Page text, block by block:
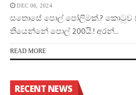
DEC 06, 2024
සතොසේ පොල් පෝලිමක්.? කොටුව
තියෙන්නේ පොල් 200යි.! අරන්...
READ MORE
RECENT NEWS